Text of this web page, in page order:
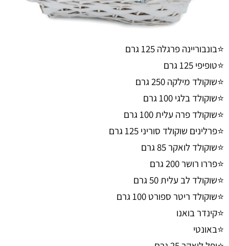
⭐בונבוריינה פרגלה 125 גרם
⭐טופיפי 125 גרם
⭐שוקולד מילקה 250 גרם
⭐שוקולד בלגי 100 גרם
⭐שוקולד פרה עלית 100 גרם
⭐פרלינים שוקולד סוריני 125 גרם
⭐שוקולד לואקר 85 גרם
⭐פררו רושר 200 גרם
⭐שוקולד לב עלית 50 גרם
⭐שוקולד ריטר ספורט 100 גרם
⭐קינדר בואנו
⭐באונטי